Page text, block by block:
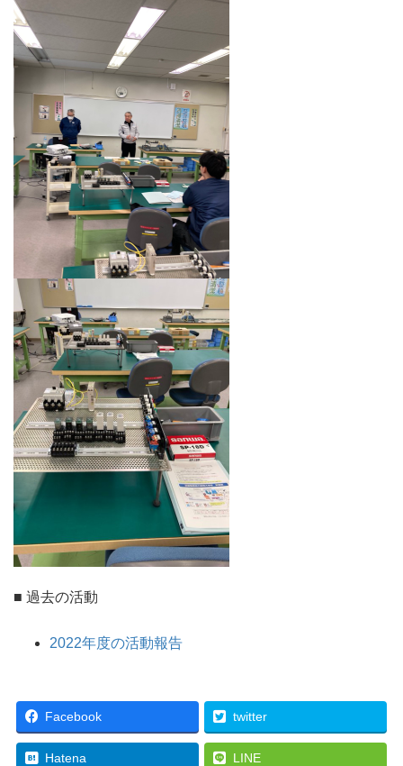
■ 過去の活動
2022年度の活動報告
Facebook twitter
Hatena LINE